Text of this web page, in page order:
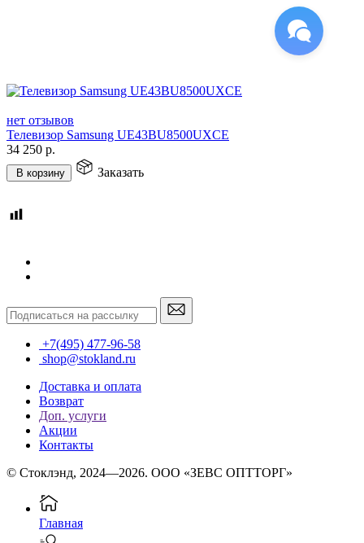
нет отзывов
Телевизор Samsung UE43BU8500UXCE
34 250 р.
В корзину Заказать
+7(495) 477-96-58
shop@stokland.ru
Доставка и оплата
Возврат
Доп. услуги
Акции
Контакты
© Стоклэнд, 2024—2026. ООО «ЗЕВС ОПТТОРГ»
Главная